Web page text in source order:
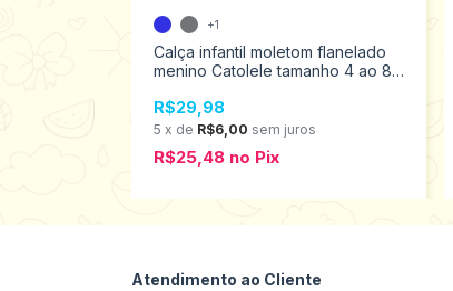
Calça infantil moletom flanelado
menino Catolele tamanho 4 ao 8
R$29,98
5 x de R$6,00 sem juros
R$25,48 no Pix
+1
Atendimento ao Cliente